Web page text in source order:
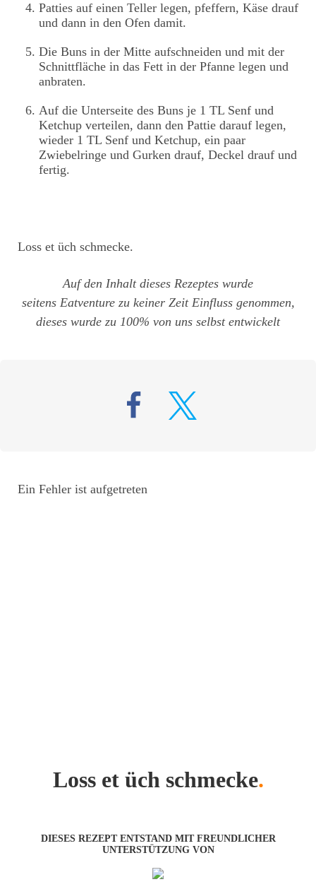
Patties auf einen Teller legen, pfeffern, Käse drauf
und dann in den Ofen damit.
Die Buns in der Mitte aufschneiden und mit der
Schnittfläche in das Fett in der Pfanne legen und
anbraten.
Auf die Unterseite des Buns je 1 TL Senf und
Ketchup verteilen, dann den Pattie darauf legen,
wieder 1 TL Senf und Ketchup, ein paar
Zwiebelringe und Gurken drauf, Deckel drauf und
fertig.
Loss et üch schmecke.
Auf den Inhalt dieses Rezeptes wurde
seitens Eatventure zu keiner Zeit Einfluss genommen,
dieses wurde zu 100% von uns selbst entwickelt
Ein Fehler ist aufgetreten
Loss et üch schmecke.
DIESES REZEPT ENTSTAND MIT FREUNDLICHER
UNTERSTÜTZUNG VON